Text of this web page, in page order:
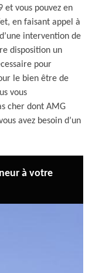
et vous pouvez en
en faisant appel à
intervention de
disposition un
pour
le bien être de
vous
cher dont AMG
avez besoin d’un
à votre